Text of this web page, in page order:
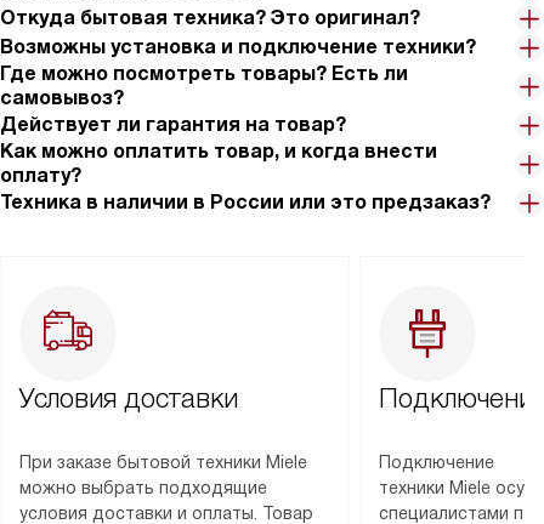
Откуда бытовая техника? Это оригинал?
Возможны установка и подключение техники?
Где можно посмотреть товары? Есть ли
самовывоз?
Действует ли гарантия на товар?
Как можно оплатить товар, и когда внести
оплату?
Техника в наличии в России или это предзаказ?
Условия доставки
При заказе бытовой техники Miele
можно выбрать подходящие
условия доставки и оплаты. Товар
Подключение
техники Miele
специалистами